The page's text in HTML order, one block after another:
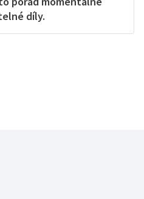
díly.